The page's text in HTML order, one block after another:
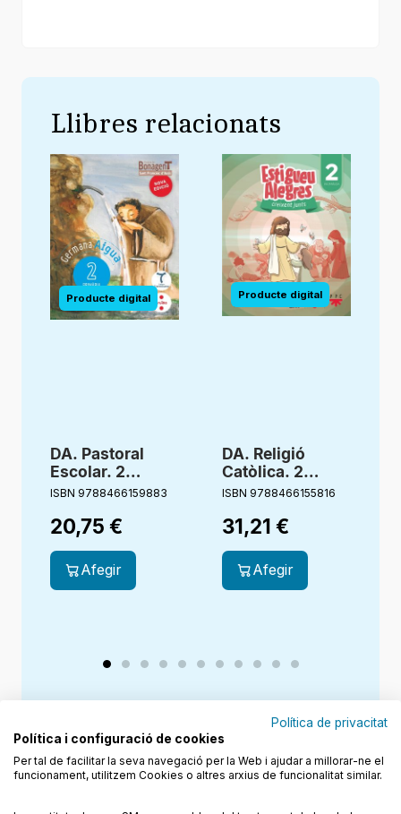
Llibres relacionats
DA. Pastoral
Escolar. 2
Primària.
Bonagent
ISBN 9788466159883
20,75 €
Afegir
DA. Religió
Catòlica. 2
primària.
alegres.
Creixent junts
ISBN 9788466155816
31,21 €
Afegir
Junts cuidem l'educació
Política de privacitat
Política i configuració de cookies
Per tal de facilitar la seva navegació per la Web i ajudar a millorar-ne el
funcionament, utilitzem Cookies o altres arxius de funcionalitat similar.